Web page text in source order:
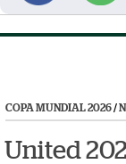
COPA MUNDIAL 2026/
United